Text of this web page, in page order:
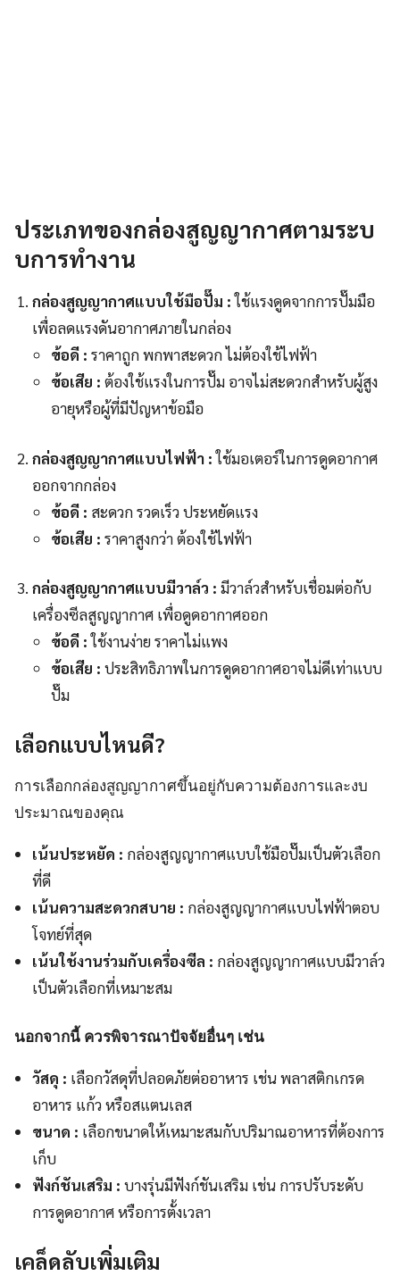
ประเภทของกล่องสูญญากาศตามระบ
บการทำงาน
กล่องสูญญากาศแบบใช้มือปั๊ม :ใช้แรงดูดจากการปั๊มมือ
เพื่อลดแรงดันอากาศภายในกล่อง
ข้อดี : ราคาถูก พกพาสะดวก ไม่ต้องใช้ไฟฟ้า
ข้อเสีย : ต้องใช้แรงในการปั๊ม อาจไม่สะดวกสำหรับผู้สูง
อายุหรือผู้ที่มีปัญหาข้อมือ
กล่องสูญญากาศแบบไฟฟ้า :ใช้มอเตอร์ในการดูดอากาศ
ออกจากกล่อง
ข้อดี : สะดวก รวดเร็ว ประหยัดแรง
ข้อเสีย : ราคาสูงกว่า ต้องใช้ไฟฟ้า
กล่องสูญญากาศแบบมีวาล์ว : มีวาล์วสำหรับเชื่อมต่อกับ
เครื่องซีลสูญญากาศ เพื่อดูดอากาศออก
ข้อดี :ใช้งานง่าย ราคาไม่แพง
ข้อเสีย : ประสิทธิภาพในการดูดอากาศอาจไม่ดีเท่าแบบ
ปั๊ม
เลือกแบบไหนดี?
การเลือกกล่องสูญญากาศขึ้นอยู่กับความต้องการและงบ
ประมาณของคุณ
เน้นประหยัด : กล่องสูญญากาศแบบใช้มือปั๊มเป็นตัวเลือก
ที่ดี
เน้นความสะดวกสบาย : กล่องสูญญากาศแบบไฟฟ้าตอบ
โจทย์ที่สุด
เน้นใช้งานร่วมกับเครื่องซีล : กล่องสูญญากาศแบบมีวาล์ว
เป็นตัวเลือกที่เหมาะสม
นอกจากนี้ ควรพิจารณาปัจจัยอื่นๆ เช่น
วัสดุ : เลือกวัสดุที่ปลอดภัยต่ออาหาร เช่น พลาสติกเกรด
อาหาร แก้ว หรือสแตนเลส
ขนาด : เลือกขนาดให้เหมาะสมกับปริมาณอาหารที่ต้องการ
เก็บ
ฟังก์ชันเสริม : บางรุ่นมีฟังก์ชันเสริม เช่น การปรับระดับ
การดูดอากาศ หรือการตั้งเวลา
เคล็ดลับเพิ่มเติม